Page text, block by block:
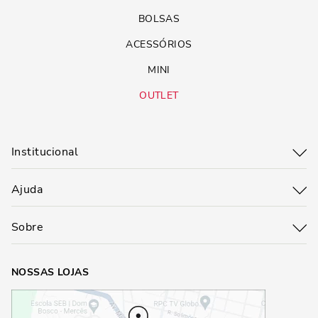
qualquer pessoa que valoriza conforto e estilo. Com uma rica história e
preferências das mulheres modernas. Sejam clássicas ou modernas,
look, tornando-se uma escolha versátil para diversas ocasiões.
BOLSAS
ACESSÓRIOS
MINI
OUTLET
Institucional
Ajuda
Sobre
NOSSAS LOJAS